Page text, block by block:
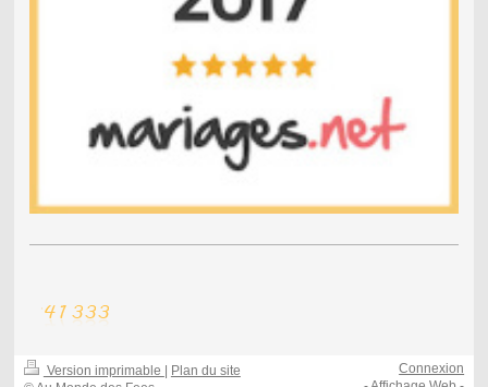
Version imprimable | Plan du site
Connexion